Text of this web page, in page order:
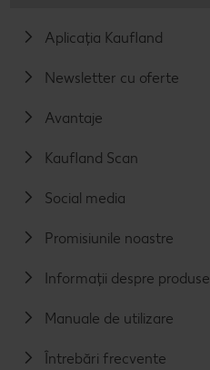
Aplicația Kaufland
Newsletter cu oferte
Avantaje
Kaufland Scan
Social media
Promisiunile noastre
Informații despre produse
Manuale de utilizare
Întrebări frecvente